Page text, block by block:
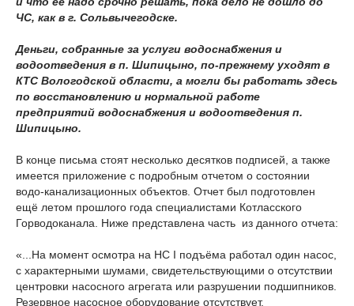
ЧС, как в г. Сольвычегодске.
Деньги, собранные за услуги водоснабжения и
водоотведения в п. Шипицыно, по-прежнему уходят в
КТС Вологодской области, а могли бы работать здесь
по восстановлению и нормальной работе
предприятий водоснабжения и водоотведения п.
Шипицыно.
В конце письма стоят несколько десятков подписей, а также
имеется приложение с подробным отчетом о состоянии
водо-канализационных объектов. Отчет был подготовлен
ещё летом прошлого года специалистами Котласского
Горводоканала. Ниже представлена часть из данного отчета:
«...На момент осмотра на НС I подъёма работал один насос,
с характерными шумами, свидетельствующими о отсутствии
центровки насосного агрегата или разрушении подшипников.
Резервное насосное оборудование отсутствует.